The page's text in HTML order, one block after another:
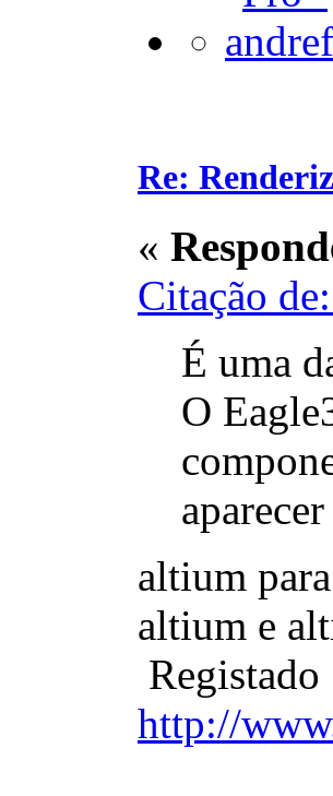
Re:
«
Citação
É uma
O
altium
altium e
Registado
http://